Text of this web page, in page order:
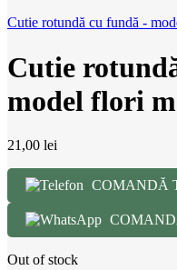
Cutie rotundă cu fundă -
Cutie
model flori
21,00 lei
COMANDĂ
Out of stock